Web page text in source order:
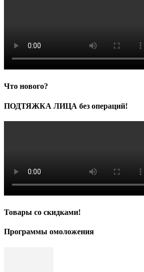
Что нового?
ПОДТЯЖКА ЛИЦА без операций!
Товары со скидками!
Программы омоложения